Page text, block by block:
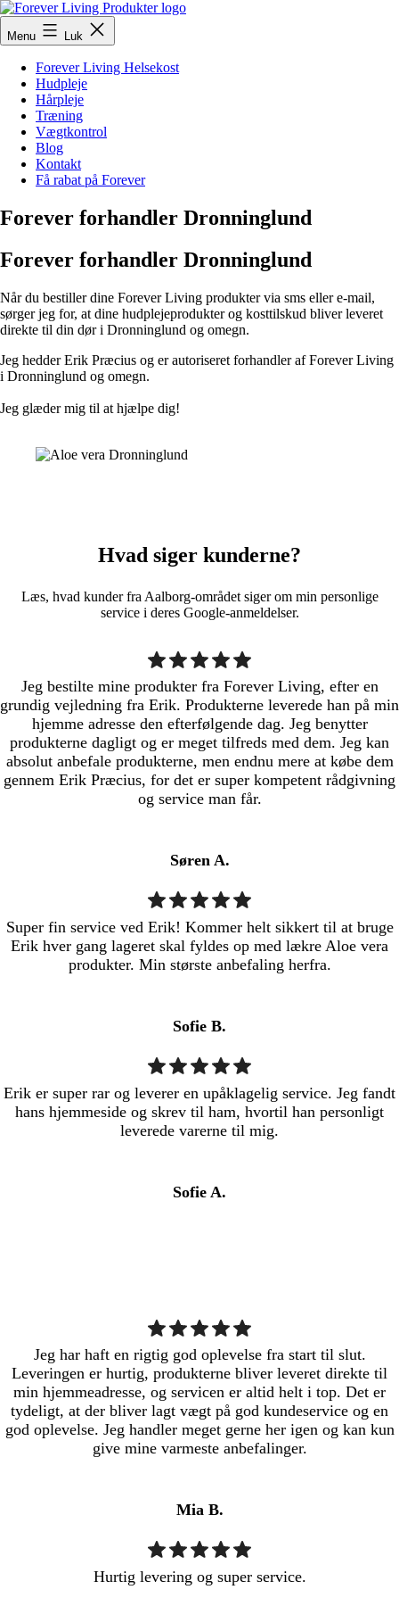
Fortsæt
til
indhold
ForeverLivingProdukter
Menu Luk
Forever Living Helsekost
Hudpleje
Hårpleje
Træning
Vægtkontrol
Blog
Kontakt
Få rabat på Forever
Forever forhandler Dronninglund
Forever forhandler Dronninglund
Når du bestiller dine Forever Living produkter via sms eller e-mail,
sørger jeg for, at dine hudplejeprodukter og kosttilskud bliver leveret
direkte til din dør i Dronninglund og omegn.
Jeg hedder Erik Præcius og er autoriseret forhandler af Forever Living
i Dronninglund og omegn.
Jeg glæder mig til at hjælpe dig!
Hvad siger kunderne?
Læs, hvad kunder fra Aalborg-området siger om min personlige
service i deres Google-anmeldelser.
Jeg bestilte mine produkter fra Forever Living, efter en
grundig vejledning fra Erik. Produkterne leverede han på min
hjemme adresse den efterfølgende dag. Jeg benytter
produkterne dagligt og er meget tilfreds med dem. Jeg kan
absolut anbefale produkterne, men endnu mere at købe dem
gennem Erik Præcius, for det er super kompetent rådgivning
og service man får.
Søren A.
Super fin service ved Erik! Kommer helt sikkert til at bruge
Erik hver gang lageret skal fyldes op med lækre Aloe vera
produkter. Min største anbefaling herfra.
Sofie B.
Erik er super rar og leverer en upåklagelig service. Jeg fandt
hans hjemmeside og skrev til ham, hvortil han personligt
leverede varerne til mig.
Sofie A.
Jeg har haft en rigtig god oplevelse fra start til slut.
Leveringen er hurtig, produkterne bliver leveret direkte til
min hjemmeadresse, og servicen er altid helt i top. Det er
tydeligt, at der bliver lagt vægt på god kundeservice og en
god oplevelse. Jeg handler meget gerne her igen og kan kun
give mine varmeste anbefalinger.
Mia B.
Hurtig levering og super service.